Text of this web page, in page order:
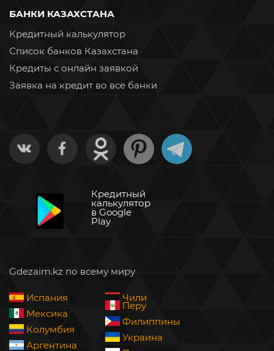
БАНКИ КАЗАХСТАНА
Кредитный калькулятор
Список банков Казахстана
Кредиты с онлайн заявкой
Заявка на кредит во все банки
Кредитный
калькулятор
в Google
Play
Gdezaim.kz по всему миру
Испания
Мексика
Колумбия
Аргентина
Чили
Перу
Филиппины
Украина